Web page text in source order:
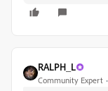
RALPH_L
Community Expert